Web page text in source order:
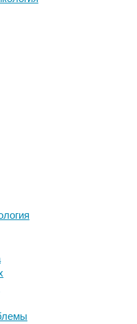
клеток
молодой
род и вид
Боливии и